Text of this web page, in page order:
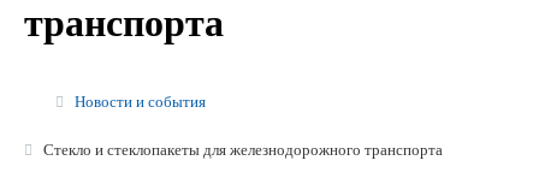
Sibglass Pro
транспорта
Новости и события
Стекло и стеклопакеты для железнодорожного транспорта